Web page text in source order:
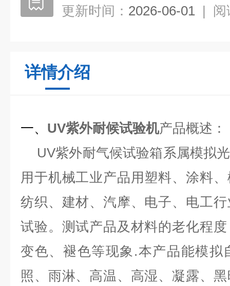
更新时间： 2026-06-01 | 阅
详情介绍
一、 UV紫外耐候试验机产品概述：
UV紫外耐气候试验箱系属模拟
用于机械工业产品用塑料、涂料
纺织、建材、汽摩、电子、电工
试验。测试产品及材料的老化程
变色、褪色等现象.本产品能模拟
照、雨淋、高温、高湿、凝露、